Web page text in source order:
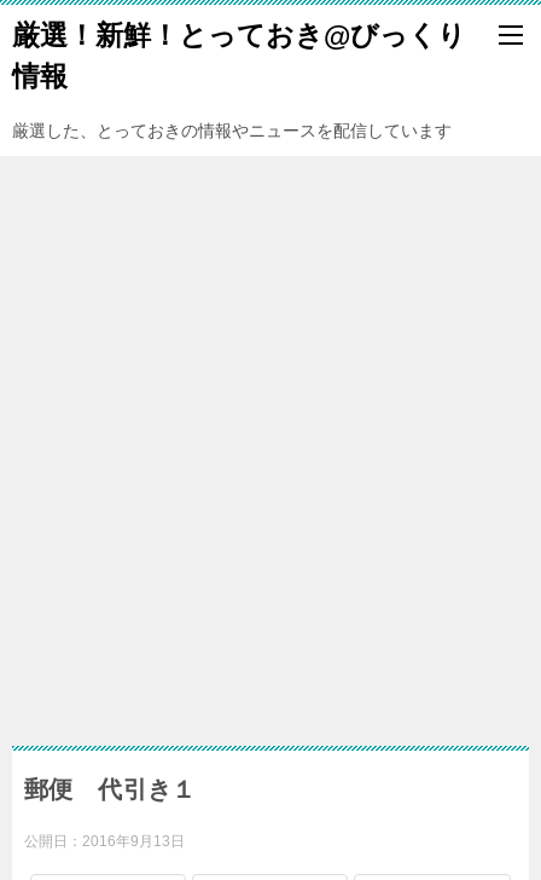
厳選！新鮮！とっておき@びっくり
情報
厳選した、とっておきの情報やニュースを配信しています
郵便 代引き１
公開日： 2016年9月13日